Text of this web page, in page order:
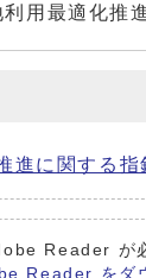
用最適化推
進に関する指
Reader が
Reader をダ